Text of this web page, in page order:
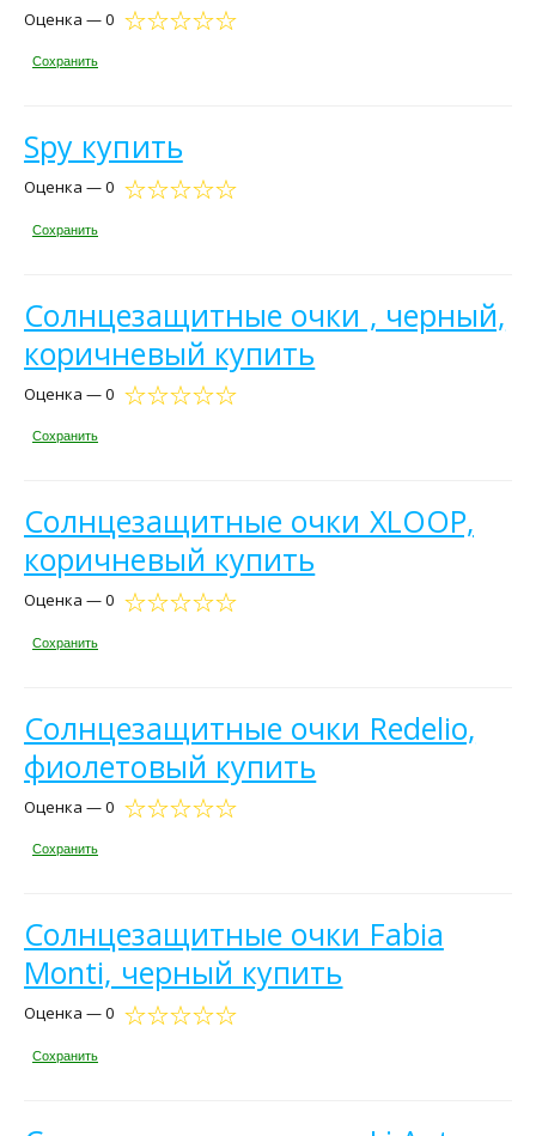
Оценка — 0
Сохранить
Spy купить
Оценка — 0
Сохранить
Солнцезащитные очки , черный,
коричневый купить
Оценка — 0
Сохранить
Солнцезащитные очки XLOOP,
коричневый купить
Оценка — 0
Сохранить
Солнцезащитные очки Redelio,
фиолетовый купить
Оценка — 0
Сохранить
Солнцезащитные очки Fabia
Monti, черный купить
Оценка — 0
Сохранить